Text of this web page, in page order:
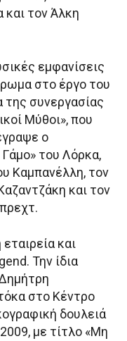
τον Άλκη
εμφανίσεις
στο έργο του
συνεργασίας
Μύθοι», που
ο
του Λόρκα,
Καμπανέλλη, τον
και τον
και
Την ίδια
στο Κέντρο
δουλειά
με τίτλο «Μη